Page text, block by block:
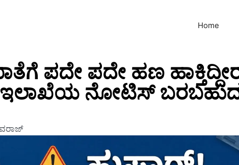
Home
ಪದೇ ಪದೇ ಹಣ
ನೋಟಿಸ್